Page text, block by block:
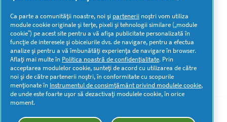
Mai multă inspirație
Drepturi de autor © 2026 P&G. Toate drepturile rezervate
Ca parte a comunității noastre, noi și partenerii noștri vom utiliza
module cookie originale și terțe, pixeli și tehnologii similare („module
cookie”) pe acest site pentru a vă afișa publicitate personalizată în
funcție de interesele și obiceiurile dvs. de navigare, pentru a efectua
analize și pentru a vă îmbunătăți experiența de navigare în browser.
Aflați mai multe în Politica noastră de confidențialitate. Prin
acceptarea modulelor cookie, sunteți de acord cu utilizarea de către
noi și de către partenerii noștri, în conformitate cu scopurile
menționate în Instrumentul de consimțământ privind modulele cookie,
de unde este foarte ușor să dezactivați modulele cookie, în orice
moment.